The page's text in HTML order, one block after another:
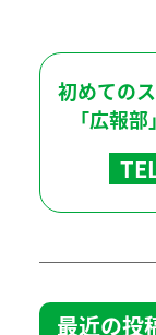
初めての
「広報
最近の投